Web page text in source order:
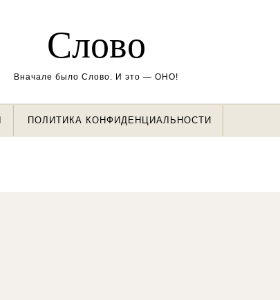
Слово
Вначале было Слово. И это — ОНО!
ПОЛИТИКА КОНФИДЕНЦИАЛЬНОСТИ